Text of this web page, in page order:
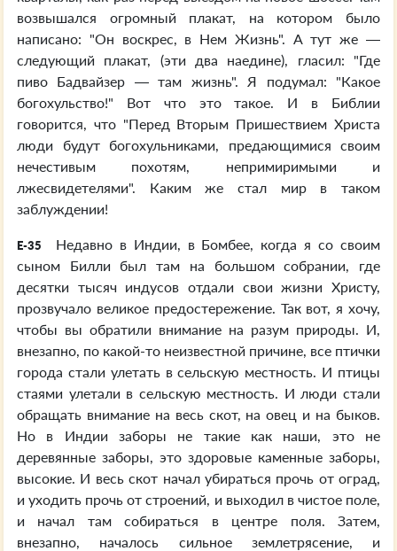
возвышался огромный плакат, на котором было
написано: "Он воскрес, в Нем Жизнь". А тут же —
следующий плакат, (эти два наедине), гласил: "Где
пиво Бадвайзер — там жизнь". Я подумал: "Какое
богохульство!" Вот что это такое. И в Библии
говорится, что "Перед Вторым Пришествием Христа
люди будут богохульниками, предающимися своим
нечестивым похотям, непримиримыми и
лжесвидетелями". Каким же стал мир в таком
заблуждении!
E-35
Недавно в Индии, в Бомбее, когда я со своим
сыном Билли был там на большом собрании, где
десятки тысяч индусов отдали свои жизни Христу,
прозвучало великое предостережение. Так вот, я хочу,
чтобы вы обратили внимание на разум природы. И,
внезапно, по какой-то неизвестной причине, все птички
города стали улетать в сельскую местность. И птицы
стаями улетали в сельскую местность. И люди стали
обращать внимание на весь скот, на овец и на быков.
Но в Индии заборы не такие как наши, это не
деревянные заборы, это здоровые каменные заборы,
высокие. И весь скот начал убираться прочь от оград,
и уходить прочь от строений, и выходил в чистое поле,
и начал там собираться в центре поля. Затем,
внезапно, началось сильное землетрясение, и